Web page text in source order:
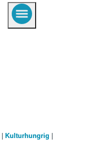
Kulturhungrig